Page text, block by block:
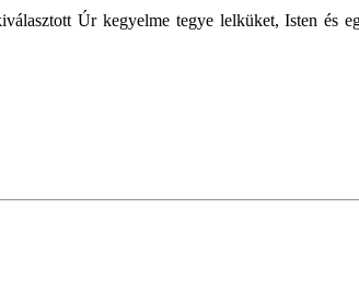
Úr kegyelme tegye lelküket, Isten és